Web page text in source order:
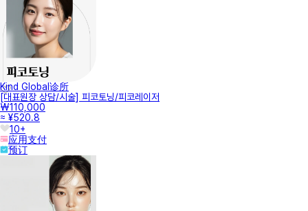
Kind Global诊所
[대표원장 상담/시술] 피코토닝/피코레이저
₩110,000
≈ ¥520.8
10+
应用支付
预订